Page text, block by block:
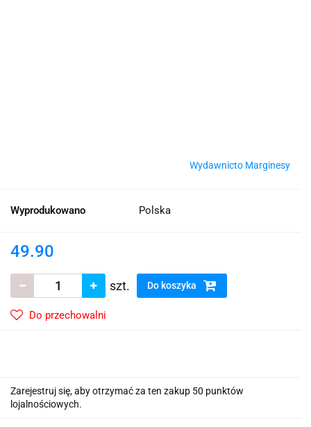
Wydawnicto Marginesy
Wyprodukowano Polska
49.90
szt. Do koszyka
Do przechowalni
Zarejestruj się, aby otrzymać za ten zakup 50 punktów
lojalnościowych.